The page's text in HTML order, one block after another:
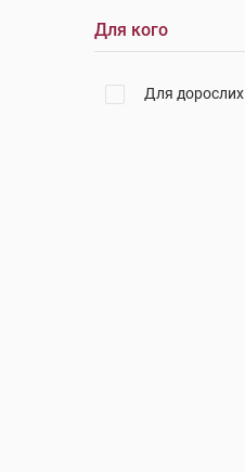
листя і квітки
Для кого
Для дорослих